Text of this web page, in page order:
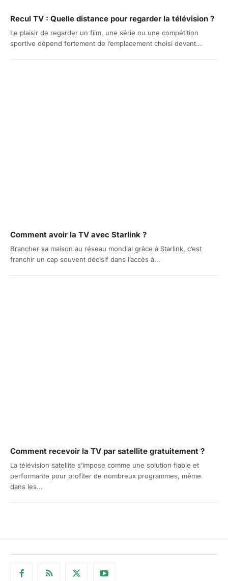
Recul TV : Quelle distance pour regarder la télévision ?
Le plaisir de regarder un film, une série ou une compétition
sportive dépend fortement de l’emplacement choisi devant...
Comment avoir la TV avec Starlink ?
Brancher sa maison au réseau mondial grâce à Starlink, c’est
franchir un cap souvent décisif dans l’accès à...
Comment recevoir la TV par satellite gratuitement ?
La télévision satellite s’impose comme une solution fiable et
performante pour profiter de nombreux programmes, même
dans les...